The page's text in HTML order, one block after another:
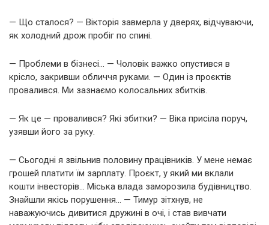
— Що сталося? — Вікторія завмерла у дверях, відчуваючи,
як холодний дрож пробіг по спині.
— Проблеми в бізнесі… — Чоловік важко опустився в
крісло, закривши обличчя руками. — Один із проєктів
провалився. Ми зазнаємо колосальних збитків.
— Як це — провалився? Які збитки? — Віка присіла поруч,
узявши його за руку.
— Сьогодні я звільнив половину працівників. У мене немає
грошей платити їм зарплату. Проєкт, у який ми вклали
кошти інвесторів… Міська влада заморозила будівництво.
Знайшли якісь порушення… — Тимур зітхнув, не
наважуючись дивитися дружині в очі, і став вивчати